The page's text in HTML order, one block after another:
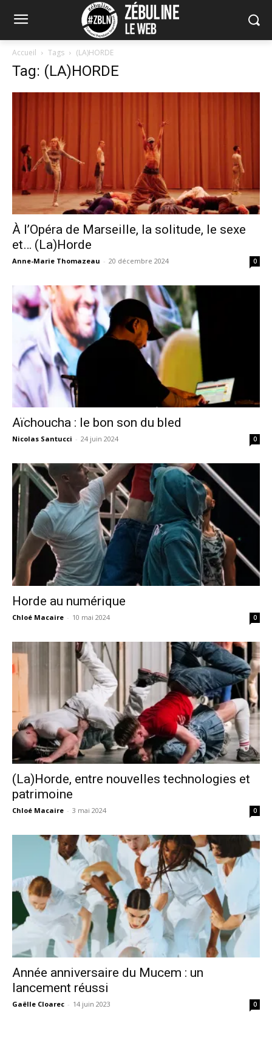
Accueil Tags (LA)HORDE
Tag: (LA)HORDE
À l’Opéra de Marseille, la solitude, le sexe
et… (La)Horde
Anne-Marie Thomazeau - 20 décembre 2024 0
Aïchoucha : le bon son du bled
Nicolas Santucci - 24 juin 2024 0
Horde au numérique
Chloé Macaire - 10 mai 2024 0
(La)Horde, entre nouvelles technologies et
patrimoine
Chloé Macaire - 3 mai 2024 0
Année anniversaire du Mucem : un
lancement réussi
Gaëlle Cloarec - 14 juin 2023 0